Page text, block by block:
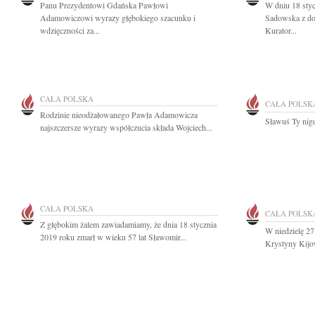
Panu Prezydentowi Gdańska Pawłowi
Adamowiczowi wyrazy głębokiego szacunku i
wdzięczności za...
W dniu 18
Sadowska z
Kurator...
CAŁA POLSKA
Rodzinie nieodżałowanego Pawła Adamowicza
najszczersze wyrazy współczucia składa Wojciech...
CAŁA
Sławuś Ty
CAŁA POLSKA
Z głębokim żalem zawiadamiamy, że dnia 18 stycznia
2019 roku zmarł w wieku 57 lat Sławomir...
CAŁA
W niedzielę
Krystyny